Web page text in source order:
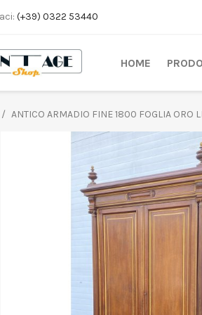
(+39) 0322 53440
HOME
ANTICO ARMADIO FINE 1800 FOGLIA ORO